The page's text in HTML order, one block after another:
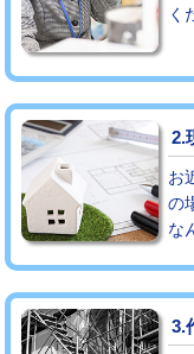
モルタル補修（厚さ
モルタル補修（厚さ
追加人工
廃棄・処分
※給水管工事は
く
2.
お
の
な
3.